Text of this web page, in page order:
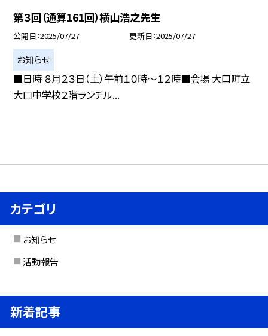
第３回（通算161回）横山浩之先生
公開日 2025/07/27 更新日 2025/07/27
お知らせ
■日時 ８月２３日（土）午前１０時〜１２時■会場 大口町立
大口中学校２階ランチル...
カテゴリ
お知らせ
活動報告
新着記事